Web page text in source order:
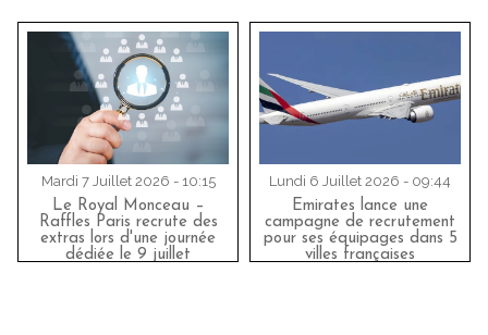
Mardi 7 Juillet 2026 - 10:15
Le Royal Monceau –
Raffles Paris recrute des
extras lors d'une journée
dédiée le 9 juillet
Lundi 6 Juillet 2026 - 09:44
Emirates lance une
campagne de recrutement
pour ses équipages dans 5
villes françaises